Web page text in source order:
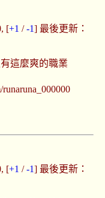
[+1 /-1] 最後更新：
這麼爽的職業
[+1 /-1] 最後更新：